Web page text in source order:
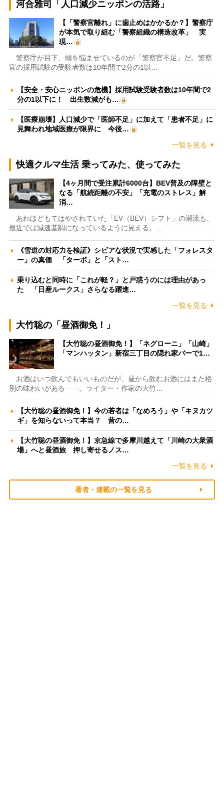
河合雅司「人口減少ニッポンの活路」
【「警察官離れ」に歯止めはかかるか？】警察庁
が本気で取り組む「警察組織の構造改革」 実
現…
警察庁が目下、頭を悩ませているのが「警察官不足」だ。警察
官の採用試験の受験者数は10年間で2分の1以…
【安全・安心ニッポンの危機】採用試験受験者数は10年間で2
分の1以下に！ 出生数減がも…
【医療崩壊】人口減少で「医師不足」に加えて「患者不足」に
見舞われ地域医療が限界に 今後…
一覧を見る
快適クルマ生活 乗ってみた、使ってみた
【4ヶ月間で受注累計6000台】BEV普及の障壁と
なる「航続距離の不安」「充電のストレス」解
消…
あれほどもてはやされていた「EV（BEV）シフト」の潮流も、
最近では減速基調になっているように見える。…
《雪道の対応力を検証》シビアな状況で実感した「フォレスタ
ー」の真価 「ターボ」と「スト…
乗り込むと同時に「これが軽？」と戸惑うのには理由があっ
た 「日産ルークス」さらなる躍進…
一覧を見る
大竹聡の「昼酒御免！」
【大竹聡の昼酒御免！】「ネグローニ」「山崎」
「マンハッタン」新宿三丁目の隠れ家バーで1…
お酒はいつ飲んでもいいものだが、昼から飲むお酒にはまた格
別の味わいがある――。ライター・作家の大竹…
【大竹聡の昼酒御免！】今の若者は「なめろう」や「キヌカツ
ギ」を知らないって本当？ 昔の…
【大竹聡の昼酒御免！】京急線で多摩川越えて「川崎の大衆酒
場」へと昼酒旅 押し寄せるノス…
一覧を見る
著者・連載の一覧を見る